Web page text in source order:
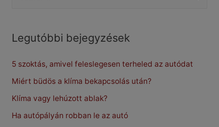
r
h
f
o
r
Legutóbbi bejegyzések
5 szoktás, amivel feleslegesen terheled az autódat
Miért büdös a klíma bekapcsolás után?
Klíma vagy lehúzott ablak?
Ha autópályán robban le az autó